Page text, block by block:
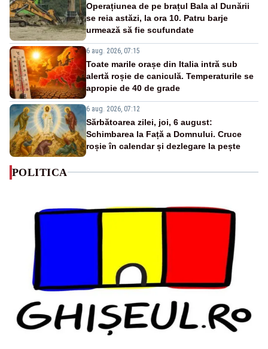
Operațiunea de pe brațul Bala al Dunării
se reia astăzi, la ora 10. Patru barje
urmează să fie scufundate
6 aug. 2026, 07:15
Toate marile orașe din Italia intră sub
alertă roșie de caniculă. Temperaturile se
apropie de 40 de grade
6 aug. 2026, 07:12
Sărbătoarea zilei, joi, 6 august:
Schimbarea la Față a Domnului. Cruce
roșie în calendar și dezlegare la pește
POLITICA